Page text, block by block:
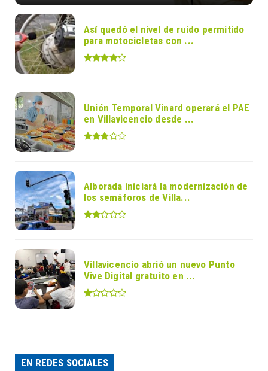
Así quedó el nivel de ruido permitido
para motocicletas con ...
Unión Temporal Vinard operará el PAE
en Villavicencio desde ...
Alborada iniciará la modernización de
los semáforos de Villa...
Villavicencio abrió un nuevo Punto
Vive Digital gratuito en ...
EN REDES SOCIALES